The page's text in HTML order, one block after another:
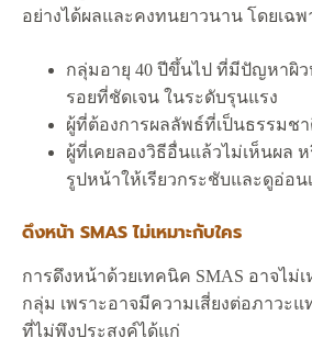
อย่างได้ผลและคงทนยาวนาน โดยเฉ
กลุ่มอายุ 40 ปีขึ้นไป ที่มีปัญหาผิ
รอยที่ชัดเจน ในระดับรุนแรง
ผู้ที่ต้องการผลลัพธ์ที่เป็นธรรมช
ผู้ที่เคยลองวิธีอื่นแล้วไม่เห็นผล
รูปหน้าให้เรียวกระชับและดูอ่อน
ดึงหน้า SMAS ไม่เหมาะกับใคร
การดึงหน้าด้วยเทคนิค SMAS อาจไม่
กลุ่ม เพราะอาจมีความเสี่ยงต่อภาวะ
ที่ไม่พึงประสงค์ได้แก่